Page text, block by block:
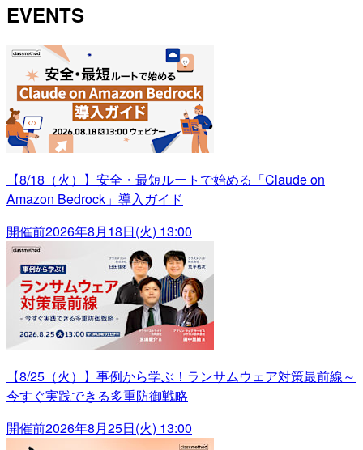
EVENTS
【8/18（火）】安全・最短ルートで始める「Claude on
Amazon Bedrock」導入ガイド
開催前2026年8月18日(火) 13:00
【8/25（火）】事例から学ぶ！ランサムウェア対策最前線～
今すぐ実践できる多重防御戦略
開催前2026年8月25日(火) 13:00